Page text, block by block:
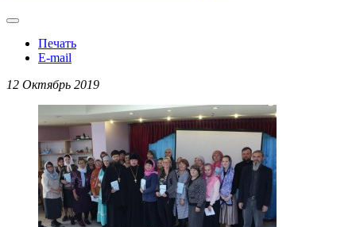
Печать
E-mail
12 Октябрь 2019